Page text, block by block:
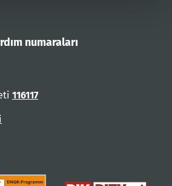
numaraları
116117